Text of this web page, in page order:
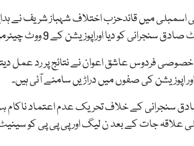
اسمبلی میں قائدحزب اختلاف شہباز شریف نے
دیا اوراپوزیشن کے 9 ووٹ چیئرمین سینیٹ کو کیسے پڑے؟
فردوس عاشق اعوان نے نتائج پر رد عمل
اپوزیشن کی صفوں میں دراڑیں سامنے آئی ہیں۔
سنجرانی کے خلاف تحریک عدم اعتماد ناکام
علاقہ جات کے بعد ن لیگ اور پی پی پی کو